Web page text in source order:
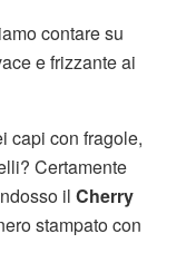
contare su
e frizzante ai
capi con fragole,
Certamente
il Cherry
stampato con